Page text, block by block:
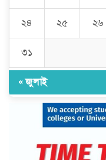
২৪ ২৫ ২৬
৩১
« জুলাই